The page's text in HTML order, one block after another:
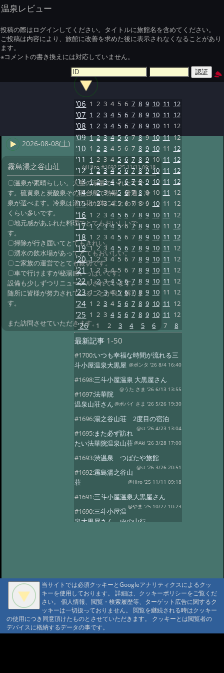
温泉レビュー
投稿の際はログインしてください。タイトルに旅館名を含めてください。
ご投稿は内容により、旅館に改善を求めた後に表示されなくなることがあり
ます。
※コメントの書き換えには対応していません。
2026-08-08(土)
霧島湯之谷山荘 @Hiro#1692 '25 11/11 09:18
〇温泉が素晴らしい。大量の湯量でいれたてで
す。硫黄泉と炭酸泉その混合泉で熱湯 普通 冷
泉が選べます。冷泉は湯の花が体にまとわりつく
くらい多いです。
〇地元感があふれた料理でとてもおいしいで
す。
〇掃除が行き届いてとてもきれい。
〇湧水の飲水場があってとてもおいしい。
〇ご家族の運営でとても親切です。
〇車で行けますが秘湯感いっぱいです。
設備も少しずつリニューアルされています。
随所に皆様が努力されていることが良く解りま
す。
また訪問させていただきます。
'06 1 2 3 4 5 6 7 8 9 10 11 12
'07 1 2 3 4 5 6 7 8 9 10 11 12
'08 1 2 3 4 5 6 7 8 9 10 11 12
'09 1 2 3 4 5 6 7 8 9 10 11 12
'10 1 2 3 4 5 6 7 8 9 10 11 12
'11 1 2 3 4 5 6 7 8 9 10 11 12
'12 1 2 3 4 5 6 7 8 9 10 11 12
'13 1 2 3 4 5 6 7 8 9 10 11 12
'14 1 2 3 4 5 6 7 8 9 10 11 12
'15 1 2 3 4 5 6 7 8 9 10 11 12
'16 1 2 3 4 5 6 7 8 9 10 11 12
'17 1 2 3 4 5 6 7 8 9 10 11 12
'18 1 2 3 4 5 6 7 8 9 10 11 12
'19 1 2 3 4 5 6 7 8 9 10 11 12
'20 1 2 3 4 5 6 7 8 9 10 11 12
'21 1 2 3 4 5 6 7 8 9 10 11 12
'22 1 2 3 4 5 6 7 8 9 10 11 12
'23 1 2 3 4 5 6 7 8 9 10 11 12
'24 1 2 3 4 5 6 7 8 9 10 11 12
'25 1 2 3 4 5 6 7 8 9 10 11 12
'26 1 2 3 4 5 6 7 8
最新記事 1-50
#1700:いつも幸福な時間が流れる三
斗小屋温泉大黒屋 @ポンタ '26 8/4 16:40
#1698:三斗小屋温泉 大黒屋さん
@うた さま '26 6/13 13:55
#1697:法華院
温泉山荘さん @ポパイ さま '26 5/26 19:30
#1696:湯之谷山荘 2度目の宿泊
@st '26 4/23 13:04
#1695:また必ず訪れ
たい法華院温泉山荘@Aki '26 3/28 17:00
#1693:渋温泉 つばたや旅館
@st '26 3/26 20:51
#1692:霧島湯之谷山
荘
@Hiro '25 11/11 09:18
#1691:三斗小屋温泉大黒屋さん
@やま '25 10/27 10:23
#1690:三斗小屋温
泉大黒屋さん 雨の山行
#1686:何度でも行きたい宿 三斗小屋
温泉大黒屋
@府中のぼる '25 10/17 08:55
#1685:最高のお風呂 三斗小屋温泉大
黒屋
@Naotan '25 10/12 09:11
#1684:お湯良し、ご飯良し、人良し
当サイトでは必須クッキーとGoogleアナリティクスによるクッ
キーを使用しております。 詳細は、クッキーポリシーをご覧くだ
さい。 個人情報、閲覧・検索履歴等、ターゲット広告に関するク
ッキーは一切扱っておりません。 閲覧を継続される時はクッキー
の使用につき同意頂けたものとさせていただきます。 クッキーとは閲覧者の
デバイスに格納するデータの事です。